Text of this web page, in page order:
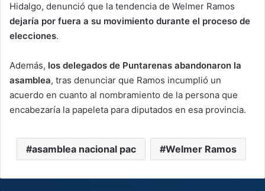
Hidalgo, denunció que la tendencia de Welmer Ramos
dejaría por fuera a su movimiento durante el proceso de
elecciones.
Además, los delegados de Puntarenas abandonaron la
asamblea, tras denunciar que Ramos incumplió un
acuerdo en cuanto al nombramiento de la persona que
encabezaría la papeleta para diputados en esa provincia.
asamblea nacional pac Welmer Ramos